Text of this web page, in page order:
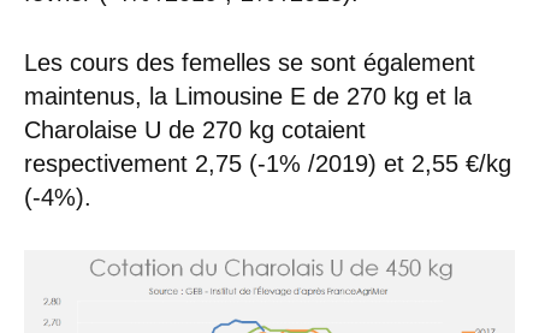
Les cours des femelles se sont également
maintenus, la Limousine E de 270 kg et la
Charolaise U de 270 kg cotaient
respectivement 2,75 (-1% /2019) et 2,55 €/kg
(-4%).